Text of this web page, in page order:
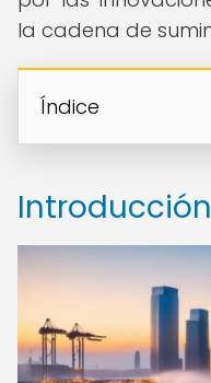
la cadena de
Índice
Introducción